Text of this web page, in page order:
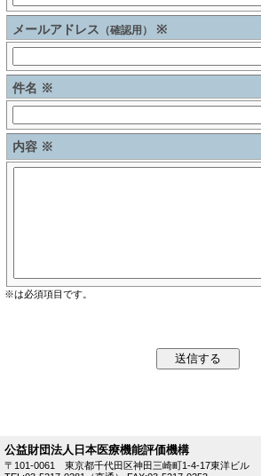
メールアドレス （確認用） ※
件名 ※
内容 ※
※は必須項目です。
公益財団法人日本医療機能評価機構
〒101-0061 東京都千代田区神田三崎町1-4-17東洋ビル